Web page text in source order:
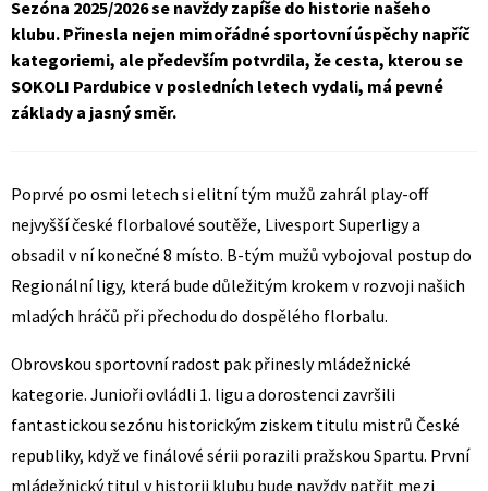
Sezóna 2025/2026 se navždy zapíše do historie našeho
klubu. Přinesla nejen mimořádné sportovní úspěchy napříč
kategoriemi, ale především potvrdila, že cesta, kterou se
SOKOLI Pardubice v posledních letech vydali, má pevné
základy a jasný směr.
Poprvé po osmi letech si elitní tým mužů zahrál play-off
nejvyšší české florbalové soutěže, Livesport Superligy a
obsadil v ní konečné 8 místo. B-tým mužů vybojoval postup do
Regionální ligy, která bude důležitým krokem v rozvoji našich
mladých hráčů při přechodu do dospělého florbalu.
Obrovskou sportovní radost pak přinesly mládežnické
kategorie. Junioři ovládli 1. ligu a dorostenci završili
fantastickou sezónu historickým ziskem titulu mistrů České
republiky, když ve finálové sérii porazili pražskou Spartu. První
mládežnický titul v historii klubu bude navždy patřit mezi